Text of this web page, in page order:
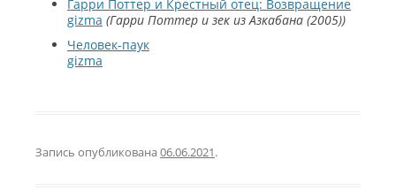
Гарри Поттер и Крестный отец: Возвращение
gizma Гарри Поттер и зек из Азкабана (2005)
Человек-паук
gizma
Запись опубликована06.06.2021.